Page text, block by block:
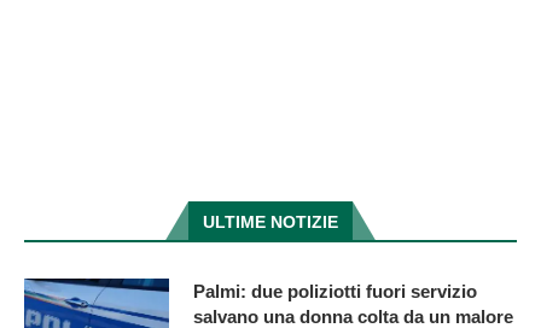
ULTIME NOTIZIE
Palmi: due poliziotti fuori servizio
salvano una donna colta da un malore